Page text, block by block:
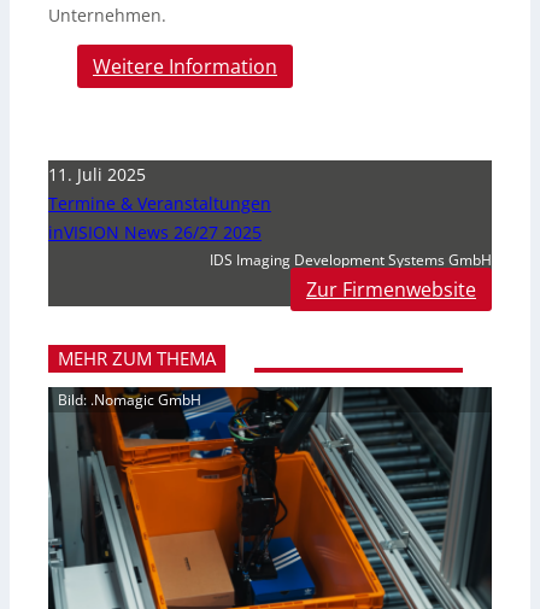
Unternehmen.
Weitere Information
11. Juli 2025
Termine & Veranstaltungen
inVISION News 26/27 2025
IDS Imaging Development Systems GmbH
Zur Firmenwebsite
MEHR ZUM THEMA
Bild: .Nomagic GmbH